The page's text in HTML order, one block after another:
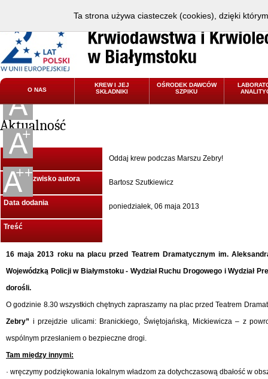
O NAS
KREW I JEJ
SKŁADNIKI
OŚRODEK DAWCÓW
SZPIKU
Aktualność
Tytuł Oddaj krew podczas Marszu Zebry!
Imię i Nazwisko autora Bartosz Szutkiewicz
Data dodania poniedziałek, 06 maja 2013
Treść
16 maja 2013 roku na placu przed Teatrem Dramatycznym im.
Wojewódzką Policji w Białymstoku - Wydział Ruchu Drogowego i Wydział
dorośli.
O godzinie 8.30 wszystkich chętnych zapraszamy na plac przed Teatrem
Zebry” i przejdzie ulicami: Branickiego, Świętojańską, Mickiewicza – z
wspólnym przesłaniem o bezpieczne drogi.
Tam między innymi:
· wręczymy podziękowania lokalnym władzom za dotychczasową dbałość w
Ta strona używa ciasteczek (cookies), dzięki